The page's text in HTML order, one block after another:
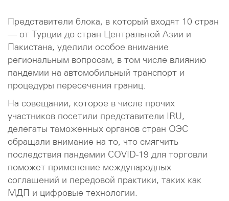
Представители блока, в который входят 10 стран
— от Турции до стран Центральной Азии и
Пакистана, уделили особое внимание
региональным вопросам, в том числе влиянию
пандемии на автомобильный транспорт и
процедуры пересечения границ.
На совещании, которое в числе прочих
участников посетили представители IRU,
делегаты таможенных органов стран ОЭС
обращали внимание на то, что смягчить
последствия пандемии COVID-19 для торговли
поможет применение международных
соглашений и передовой практики, таких как
МДП и цифровые технологии.